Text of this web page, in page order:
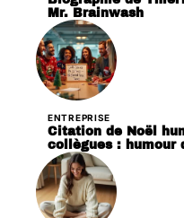
Mr. Brainwash
ENTREPRISE
Citation de Noël
collègues : humour